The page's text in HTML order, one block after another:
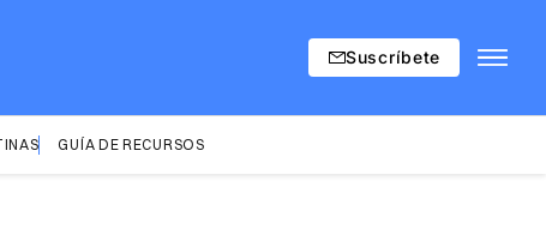
Suscríbete
GUÍA DE RECURSOS